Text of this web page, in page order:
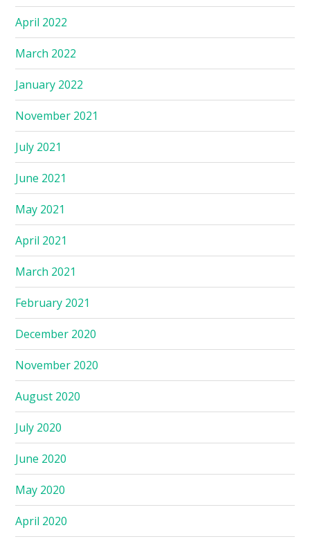
April 2022
March 2022
January 2022
November 2021
July 2021
June 2021
May 2021
April 2021
March 2021
February 2021
December 2020
November 2020
August 2020
July 2020
June 2020
May 2020
April 2020